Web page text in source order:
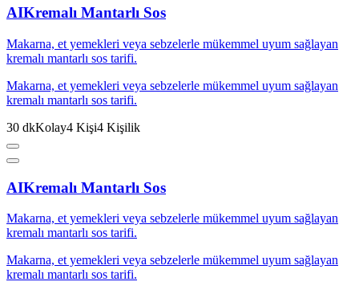
AIKremalı Mantarlı Sos
Makarna, et yemekleri veya sebzelerle mükemmel uyum sağlayan
kremalı mantarlı sos tarifi.
Makarna, et yemekleri veya sebzelerle mükemmel uyum sağlayan
kremalı mantarlı sos tarifi.
30 dkKolay4 Kişi4 Kişilik
AIKremalı Mantarlı Sos
Makarna, et yemekleri veya sebzelerle mükemmel uyum sağlayan
kremalı mantarlı sos tarifi.
Makarna, et yemekleri veya sebzelerle mükemmel uyum sağlayan
kremalı mantarlı sos tarifi.